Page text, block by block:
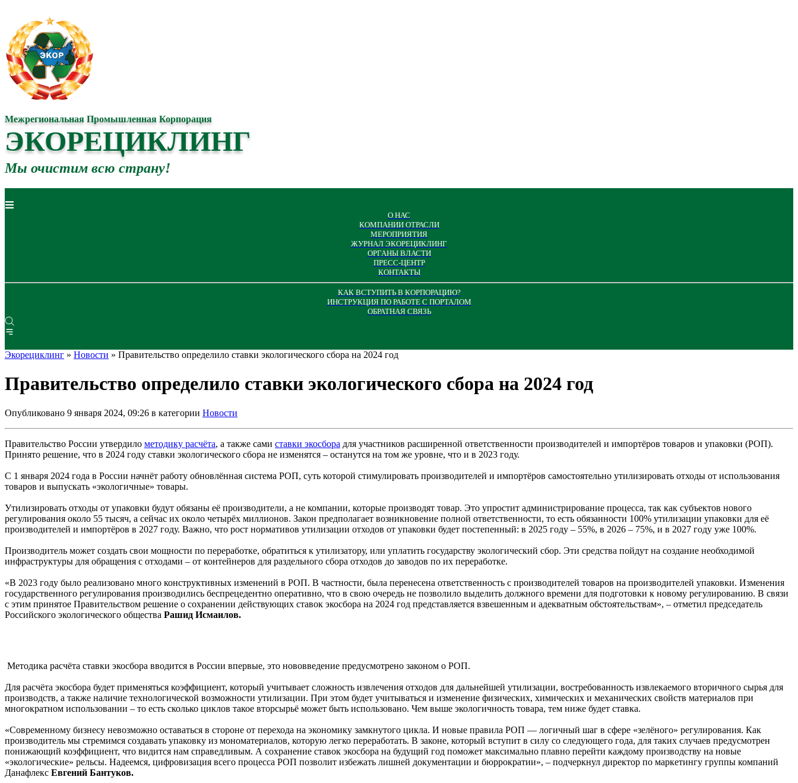
Межрегиональная Промышленная Корпорация
ЭКОРЕЦИКЛИНГ
Мы очистим всю страну!
О НАС
КОМПАНИИ ОТРАСЛИ
МЕРОПРИЯТИЯ
ЖУРНАЛ ЭКОРЕЦИКЛИНГ
ОРГАНЫ ВЛАСТИ
ПРЕСС-ЦЕНТР
КОНТАКТЫ
КАК ВСТУПИТЬ В КОРПОРАЦИЮ?
ИНСТРУКЦИЯ ПО РАБОТЕ С ПОРТАЛОМ
ОБРАТНАЯ СВЯЗЬ
Экорециклинг » Новости » Правительство определило ставки экологического сбора на 2024 год
Правительство определило ставки экологического сбора на 2024 год
Опубликовано 9 января 2024, 09:26 в категории Новости
Правительство России утвердило методику расчёта, а также сами ставки экосбора для участников расширенной ответственности производителей и импортёров товаров и упаковки (РОП).
Принято решение, что в 2024 году ставки экологического сбора не изменятся – останутся на том же уровне, что и в 2023 году.
С 1 января 2024 года в России начнёт работу обновлённая система РОП, суть которой стимулировать производителей и импортёров самостоятельно утилизировать отходы от использования
товаров и выпускать «экологичные» товары.
Утилизировать отходы от упаковки будут обязаны её производители, а не компании, которые производят товар. Это упростит администрирование процесса, так как субъектов нового
регулирования около 55 тысяч, а сейчас их около четырёх миллионов. Закон предполагает возникновение полной ответственности, то есть обязанности 100% утилизации упаковки для её
производителей и импортёров в 2027 году. Важно, что рост нормативов утилизации отходов от упаковки будет постепенный: в 2025 году – 55%, в 2026 – 75%, и в 2027 году уже 100%.
Производитель может создать свои мощности по переработке, обратиться к утилизатору, или уплатить государству экологический сбор. Эти средства пойдут на создание необходимой
инфраструктуры для обращения с отходами – от контейнеров для раздельного сбора отходов до заводов по их переработке.
«В 2023 году было реализовано много конструктивных изменений в РОП. В частности, была перенесена ответственность с производителей товаров на производителей упаковки. Изменения
государственного регулирования производились беспрецедентно оперативно, что в свою очередь не позволило выделить должного времени для подготовки к новому регулированию. В связи
с этим принятое Правительством решение о сохранении действующих ставок экосбора на 2024 год представляется взвешенным и адекватным обстоятельствам», – отметил председатель
Российского экологического общества Рашид Исмаилов.
Методика расчёта ставки экосбора вводится в России впервые, это нововведение предусмотрено законом о РОП.
Для расчёта экосбора будет применяться коэффициент, который учитывает сложность извлечения отходов для дальнейшей утилизации, востребованность извлекаемого вторичного сырья для
производств, а также наличие технологической возможности утилизации. При этом будет учитываться и изменение физических, химических и механических свойств материалов при
многократном использовании – то есть сколько циклов такое вторсырьё может быть использовано. Чем выше экологичность товара, тем ниже будет ставка.
«Современному бизнесу невозможно оставаться в стороне от перехода на экономику замкнутого цикла. И новые правила РОП — логичный шаг в сфере «зелёного» регулирования. Как
производитель мы стремимся создавать упаковку из мономатериалов, которую легко переработать. В законе, который вступит в силу со следующего года, для таких случаев предусмотрен
понижающий коэффициент, что видится нам справедливым. А сохранение ставок экосбора на будущий год поможет максимально плавно перейти каждому производству на новые
«экологические» рельсы. Надеемся, цифровизация всего процесса РОП позволит избежать лишней документации и бюррократии», – подчеркнул директор по маркетингу группы компаний
Данафлекс Евгений Бантуков.